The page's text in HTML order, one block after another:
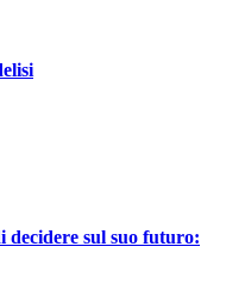
decidere sul suo futuro: